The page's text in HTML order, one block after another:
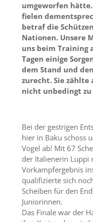
umgeworfen
fielen
betraf die
Nationen. Unsere
uns beim Training
Tagen einige
dem Stand und
zurecht. Sie zählte
nicht unbedingt
Bei der gestrigen
hier in Baku schoss
Vogel ab! Mit 67
der Italienerin Luppi
Vorkampfergebnis
qualifizierte sich
Scheiben für den
Juniorinnen.
Das Finale war der